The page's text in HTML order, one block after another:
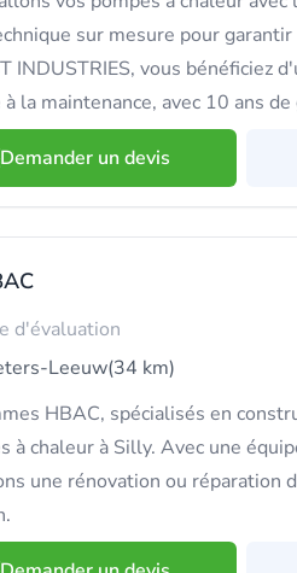
sur mesure pour
INDUSTRIES, vous bénéficiez
la maintenance, avec 10 ans de
Demander un devis
d'évaluation
Leeuw(34 km)
HBAC, spécialisés en
à chaleur à Silly. Avec une
une rénovation ou réparation